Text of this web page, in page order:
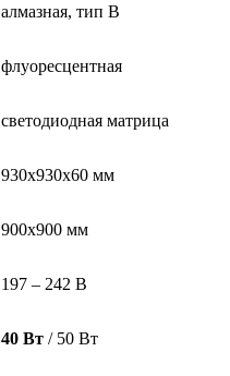
алмазная, тип В
флуоресцентная
светодиодная матрица
930х930х60 мм
900х900 мм
197 – 242 В
40 Вт / 50 Вт